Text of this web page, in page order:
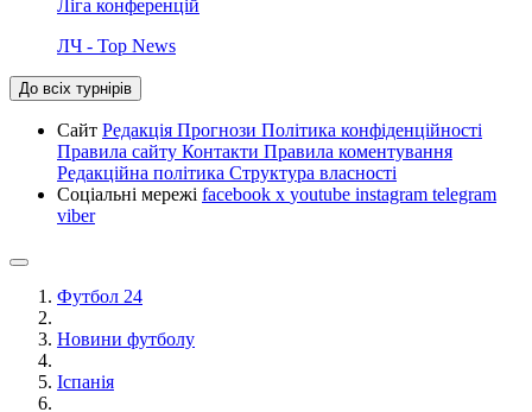
Ліга конференцій
ЛЧ - Top News
До всіх турнірів
Сайт Редакція Прогнози Політика конфіденційності
Правила сайту Контакти Правила коментування
Редакційна політика Структура власності
Соціальні мережі facebook x youtube instagram telegram
viber
Футбол 24
Новини футболу
Іспанія